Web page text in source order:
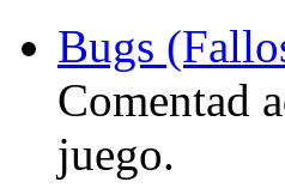
Bugs
Comentad
juego.